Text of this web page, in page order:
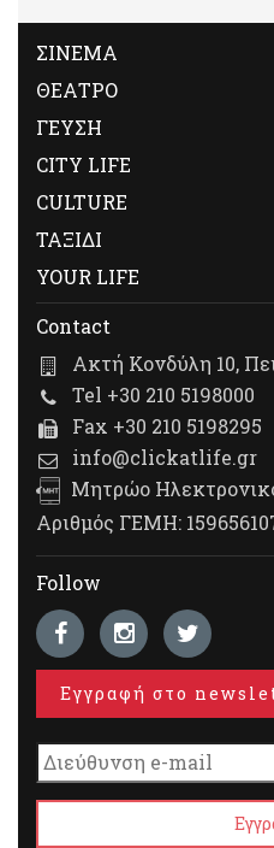
ΣΙΝΕΜΑ
ΘΕΑΤΡΟ
ΓΕΥΣΗ
CITY LIFE
CULTURE
ΤΑΞΙΔΙ
YOUR LIFE
Contact
Ακτή Κονδύλη 10,
Tel +30 210 5198000
Fax +30 210 5198295
info@clickatlife.gr
Μητρώο
Αριθμός ΓΕΜΗ:
Follow
Εγγραφή στο